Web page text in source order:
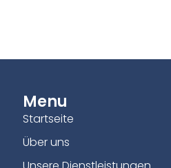
Menu
Startseite
Über uns